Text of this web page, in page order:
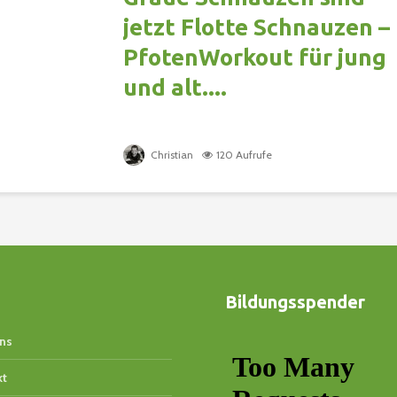
jetzt Flotte Schnauzen –
PfotenWorkout für jung
und alt....
Christian 120 Aufrufe
Bildungsspender